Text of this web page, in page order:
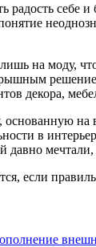
радость себе
на моду,
декора,
основанную
в
давно
если